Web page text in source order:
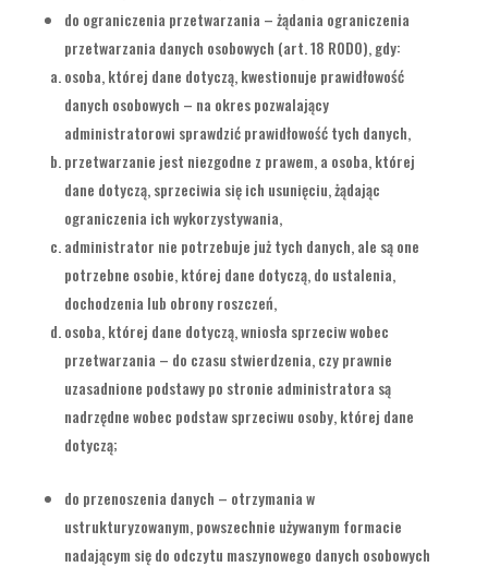
do ograniczenia przetwarzania – żądania ograniczenia
przetwarzania danych osobowych (art. 18 RODO), gdy:
osoba, której dane dotyczą, kwestionuje prawidłowość
danych osobowych – na okres pozwalający
administratorowi sprawdzić prawidłowość tych danych,
przetwarzanie jest niezgodne z prawem, a osoba, której
dane dotyczą, sprzeciwia się ich usunięciu, żądając
ograniczenia ich wykorzystywania,
administrator nie potrzebuje już tych danych, ale są one
potrzebne osobie, której dane dotyczą, do ustalenia,
dochodzenia lub obrony roszczeń,
osoba, której dane dotyczą, wniosła sprzeciw wobec
przetwarzania – do czasu stwierdzenia, czy prawnie
uzasadnione podstawy po stronie administratora są
nadrzędne wobec podstaw sprzeciwu osoby, której dane
dotyczą;
do przenoszenia danych – otrzymania w
ustrukturyzowanym, powszechnie używanym formacie
nadającym się do odczytu maszynowego danych osobowych